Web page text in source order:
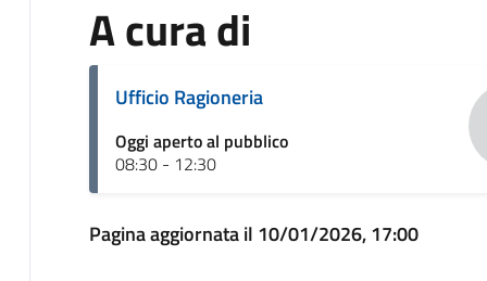
A cura di
Ufficio Ragioneria
Oggi aperto al pubblico
08:30 - 12:30
Pagina aggiornata il 10/01/2026, 17:00